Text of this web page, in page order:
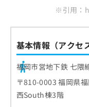
※引用：
基本情報（アクセ
福岡市営地下鉄 七隈
〒810-0003 福岡県
西South棟3階